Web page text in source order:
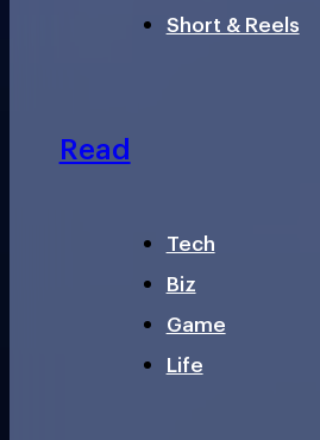
Short & Reels
Read
Tech
Biz
Game
Life